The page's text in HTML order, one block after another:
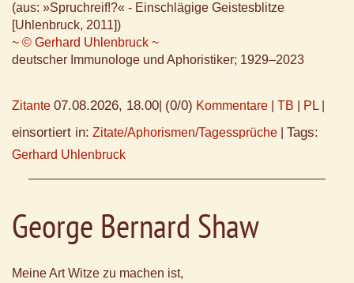
(aus: »Spruchreif!?« - Einschlägige Geistesblitze
[Uhlenbruck, 2011])
~ © Gerhard Uhlenbruck ~
deutscher Immunologe und Aphoristiker; 1929–2023
Zitante 07.08.2026, 18.00 (0/0) Kommentare TB PL
einsortiert in: Zitate/Aphorismen/Tagessprüche Tags:
Gerhard Uhlenbruck
George Bernard Shaw
Meine Art Witze zu machen ist,